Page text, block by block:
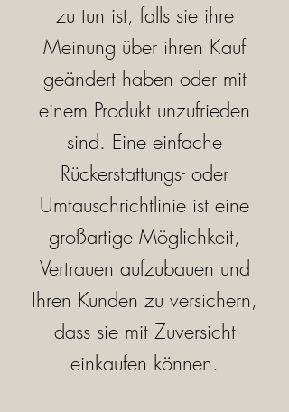
zu tun ist, falls sie ihre
Meinung über ihren Kauf
geändert haben oder mit
einem Produkt unzufrieden
sind. Eine einfache
Rückerstattungs- oder
Umtauschrichtlinie ist eine
großartige Möglichkeit,
Vertrauen aufzubauen und
Ihren Kunden zu versichern,
dass sie mit Zuversicht
einkaufen können.